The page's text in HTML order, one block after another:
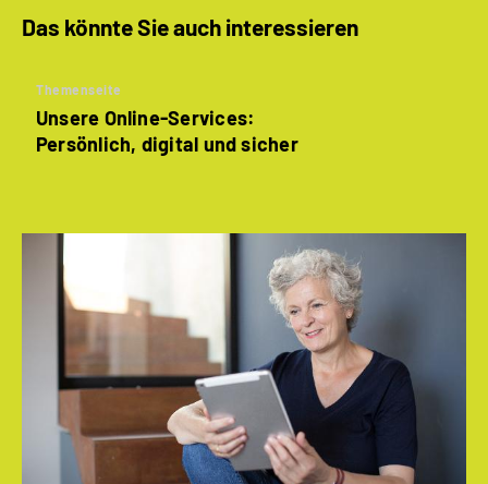
Das könnte Sie auch interessieren
Themenseite
Unsere Online-Services:
Persönlich, digital und sicher